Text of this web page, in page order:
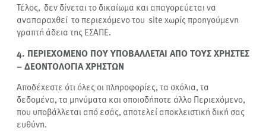
Τέλος, δεν δίνεται το δικαίωμα και απαγορεύεται να
αναπαραχθεί το περιεχόμενο του site χωρίς προηγούμενη
γραπτή άδεια της ΕΣΑΠΕ.
4. ΠΕΡΙΕΧΟΜΕΝΟ ΠΟΥ ΥΠΟΒΑΛΛΕΤΑΙ ΑΠΟ ΤΟΥΣ ΧΡΗΣΤΕΣ
– ΔΕΟΝΤΟΛΟΓΙΑ ΧΡΗΣΤΩΝ
Αποδέχεστε ότι όλες οι πληροφορίες, τα σχόλια, τα
δεδομένα, τα μηνύματα και οποιοδήποτε άλλο Περιεχόμενο,
που υποβάλλεται από εσάς, αποτελεί αποκλειστική δική σας
ευθύνη.